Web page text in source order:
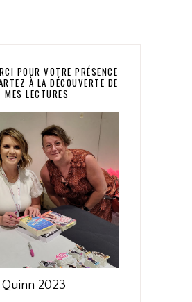
POUR VOTRE PRÉSENCE
À LA DÉCOUVERTE DE
MES LECTURES
2023